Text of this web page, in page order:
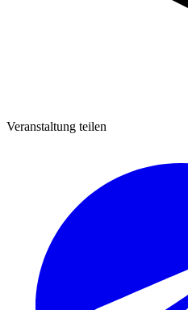
Veranstaltung teilen